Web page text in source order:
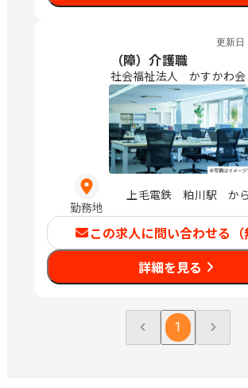
更新日
（障）介護職
社会福祉法人 かすかわ会
勤務地
上毛電鉄 粕川駅 か
この求人に問い合わせる（
詳細を見る
1